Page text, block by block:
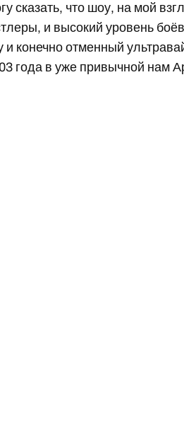
сказать, что шоу, на мой
и высокий уровень
конечно отменный
года в уже привычной нам